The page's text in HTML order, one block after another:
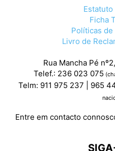
Ficha
Políticas
Livro de
Rua Mancha Pé
Telef.: 236 023 075
Telm: 911 975 237 | 965
Entre em contacto